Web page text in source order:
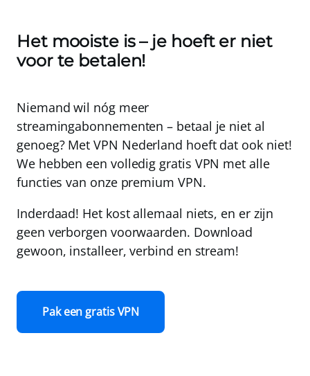
Het mooiste is – je hoeft er niet
voor te betalen!
Niemand wil nóg meer
streamingabonnementen – betaal je niet al
genoeg? MetVPN Nederland hoeft dat ook niet!
We hebben een volledig gratis VPN met alle
functies van onze premium VPN.
Inderdaad! Het kost allemaal niets, en er zijn
geen verborgen voorwaarden. Download
gewoon, installeer, verbind en stream!
Pak een gratis VPN